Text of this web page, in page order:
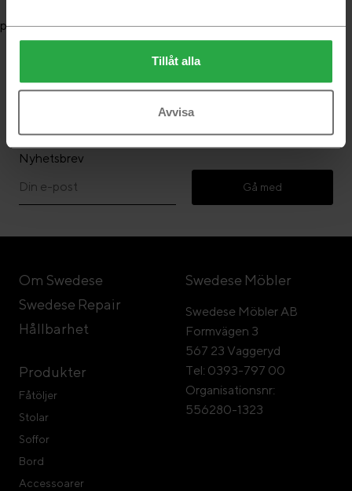
Tillåt alla
Avvisa
product.load.failed
Nyhetsbrev
Gå med
Om Swedese
Swedese Repair
Hållbarhet
Produkter
Fåtöljer
Stolar
Soffor
Bord
Accessoarer
Swedese Möbler
Swedese Möbler AB
Formvägen 3
567 23 Vaggeryd
Tel: 0393-797 00
Organisationsnr:
556280-1323